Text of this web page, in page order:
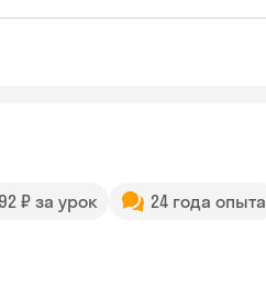
₽ за урок 24 года опыта